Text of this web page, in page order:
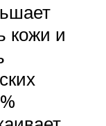
кожи и